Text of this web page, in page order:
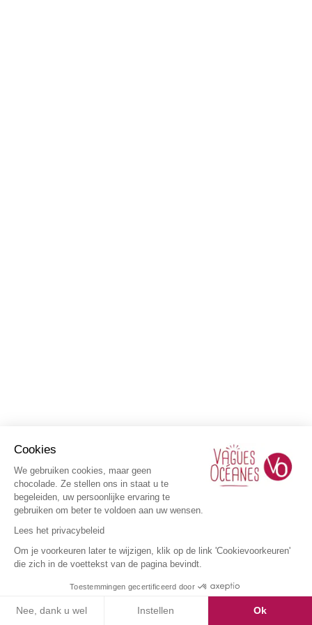
Cookies
We gebruiken cookies, maar geen
chocolade. Ze stellen ons in staat u te
begeleiden, uw persoonlijke ervaring te
gebruiken om beter te voldoen aan uw wensen.
Lees het privacybeleid
Om je voorkeuren later te wijzigen, klik op de link 'Cookievoorkeuren'
die zich in de voettekst van de pagina bevindt.
Toestemmingen gecertificeerd door
Nee, dank u wel Instellen Ok